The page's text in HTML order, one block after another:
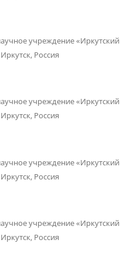
учреждение «Иркутский
Россия
учреждение «Иркутский
Россия
учреждение «Иркутский
Россия
учреждение «Иркутский
Россия